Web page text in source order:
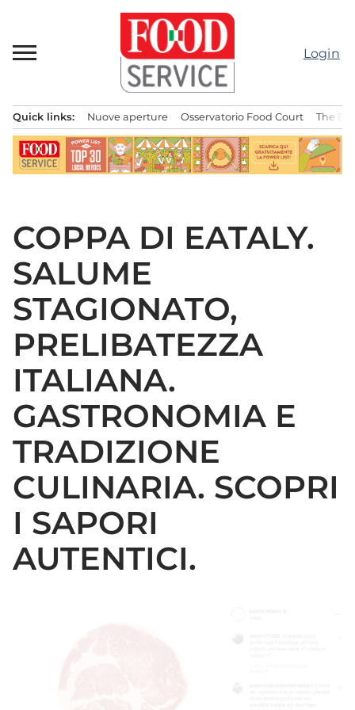
contenuto
Login
principale
Quick links: Nuove aperture Osservatorio Food Court The
COPPA DI EATALY.
SALUME
STAGIONATO,
PRELIBATEZZA
ITALIANA.
GASTRONOMIA E
TRADIZIONE
CULINARIA. SCOPRI
I SAPORI
AUTENTICI.